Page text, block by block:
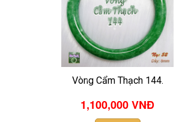
Vòng Cẩm Thạch 144.
1,100,000 VNĐ